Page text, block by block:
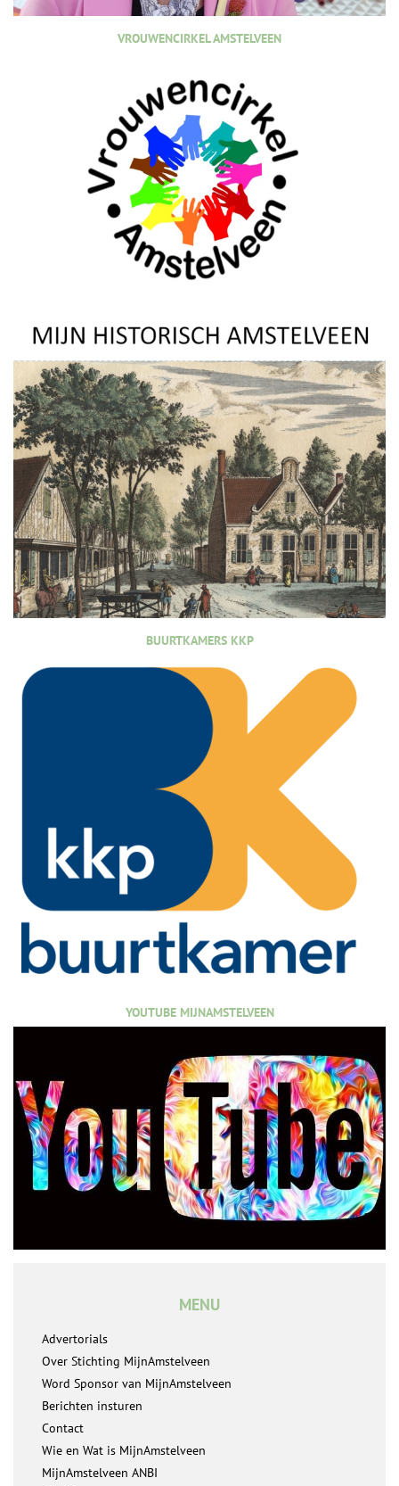
VROUWENCIRKEL AMSTELVEEN
BUURTKAMERS KKP
YOUTUBE MIJNAMSTELVEEN
MENU
Advertorials
Over Stichting MijnAmstelveen
Word Sponsor van MijnAmstelveen
Berichten insturen
Contact
Wie en Wat is MijnAmstelveen
MijnAmstelveen ANBI